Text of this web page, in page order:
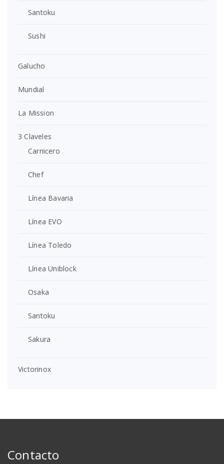
Santoku
Sushi
Galucho
Mundial
La Mission
3 Claveles
Carnicero
Chef
Línea Bavaria
Línea EVO
Línea Toledo
Línea Uniblock
Osaka
Santoku
Sakura
Victorinox
Contacto